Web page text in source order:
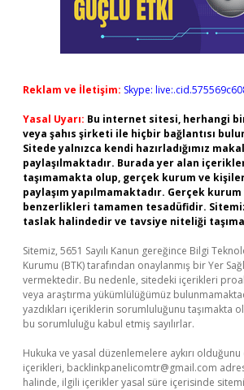
Reklam ve İletişim: Skype:
Yasal Uyarı: Bu internet sitesi, herhangi
veya şahıs şirketi ile hiçbir bağlantısı
Sitede yalnızca kendi hazırladığımız
paylaşılmaktadır. Burada yer alan
taşımamakta olup, gerçek kurum ve
paylaşım yapılmamaktadır. Gerçek
benzerlikleri tamamen tesadüfidir.
taslak halindedir ve tavsiye niteliği
Sitemiz, 5651 Sayılı Kanun gereğince Bilgi
Kurumu (BTK) tarafından onaylanmış bir Yer
vermektedir. Bu nedenle, sitedeki içerikleri
veya araştırma yükümlülüğümüz
yazdıkları içeriklerin sorumluluğunu taşımakta
bu sorumluluğu kabul etmiş sayılırlar.
Hukuka ve yasal düzenlemelere aykırı
içerikleri, backlinkpanelicomtr@gmail.com
halinde, ilgili içerikler yasal süre içerisinde